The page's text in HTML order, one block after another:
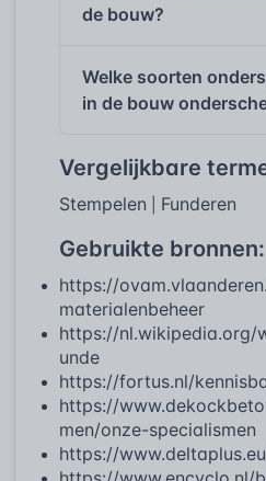
de bouw?
Welke soorten
in de bouw
Vergelijkbare
Stempelen Funderen
Gebruikte bronnen:
https://
materialenbeheer
https://nl.wikipedia.org/
unde
https://fortus.nl/
https://
men/onze-specialismen
https://